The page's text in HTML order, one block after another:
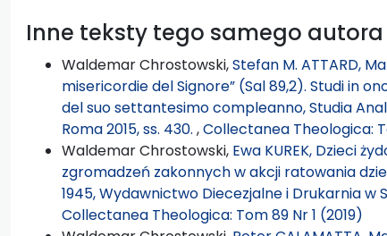
Inne teksty tego samego autora
Waldemar Chrostowski,Stefan M. ATTARD,
misericordie del Signore” (Sal 89,2). Studi in
del suo settantesimo compleanno, Studia
Roma 2015, ss. 430. ,Collectanea Theologica:
Waldemar Chrostowski, Ewa KUREK, Dzieci
zgromadzeń zakonnych w akcji ratowania
1945, Wydawnictwo Diecezjalne i Drukarnia w
Collectanea Theologica: Tom 89 Nr 1 (2019)